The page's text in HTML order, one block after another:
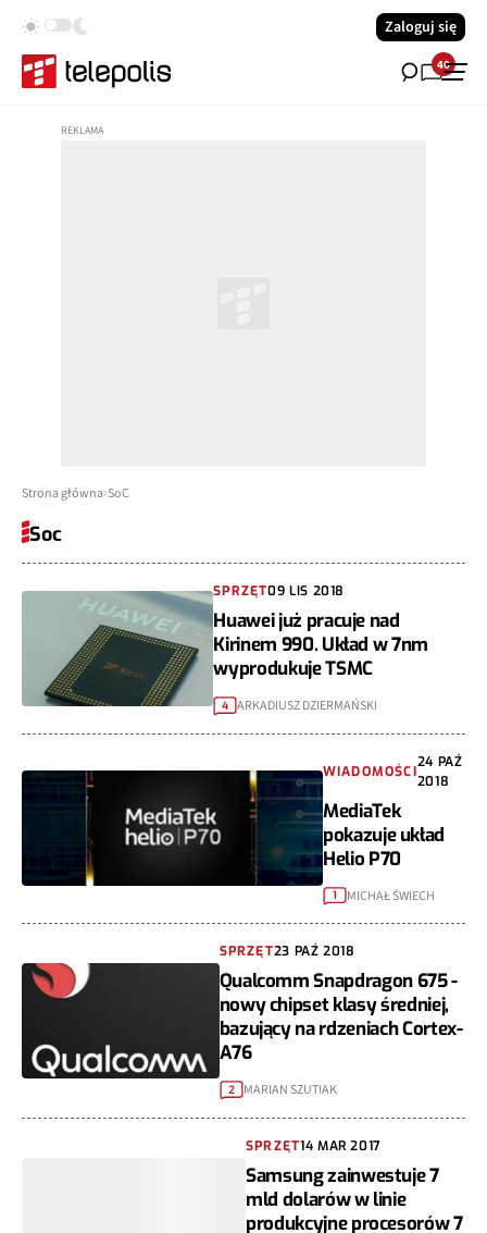
Zaloguj się
40
Strona główna SoC
Soc
SPRZĘT09 LIS 2018
Huawei już pracuje nad
Kirinem 990. Układ w 7nm
wyprodukuje TSMC
4 ARKADIUSZ DZIERMAŃSKI
WIADOMOŚCI
24 PAŹ
2018
MediaTek
pokazuje układ
Helio P70
1 MICHAŁ ŚWIECH
SPRZĘT23 PAŹ 2018
Qualcomm Snapdragon 675 -
nowy chipset klasy średniej,
bazujący na rdzeniach Cortex-
A76
2 MARIAN SZUTIAK
SPRZĘT14 MAR 2017
Samsung zainwestuje 7
mld dolarów w linie
produkcyjne procesorów 7